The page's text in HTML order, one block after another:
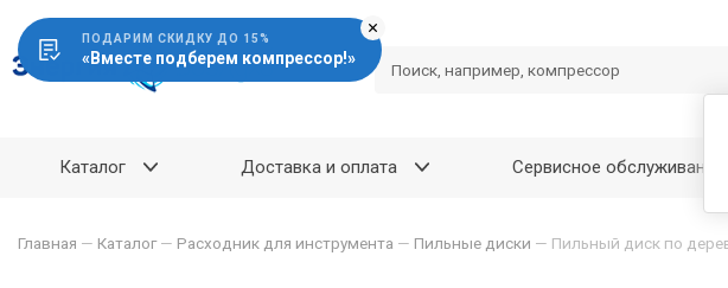
Каталог Доставка и оплата Сервисное обслуживание
Главная — Каталог — Расходник для инструмента — Пильные диски — Пильный диск по
ПОДАРИМ СКИДКУ ДО 15%
«Вместе подберем компрессор!»